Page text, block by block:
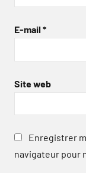
E-mail *
Site web
Enregistrer
navigateur pour